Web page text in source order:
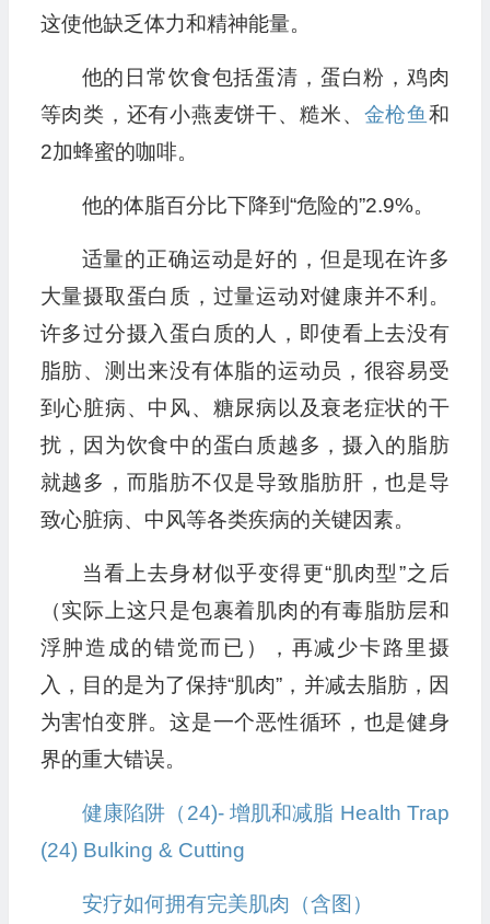
这使他缺乏体力和精神能量。
他的日常饮食包括蛋清，蛋白粉，鸡肉
等肉类，还有小燕麦饼干、糙米、 金枪鱼和
2加蜂蜜的咖啡。
他的体脂百分比下降到“危险的”2.9%。
适量的正确运动是好的，但是现在许多
大量摄取蛋白质，过量运动对健康并不利。
许多过分摄入蛋白质的人，即使看上去没有
脂肪、测出来没有体脂的运动员，很容易受
到心脏病、中风、糖尿病以及衰老症状的干
扰，因为饮食中的蛋白质越多，摄入的脂肪
就越多，而脂肪不仅是导致脂肪肝，也是导
致心脏病、中风等各类疾病的关键因素。
当看上去身材似乎变得更“肌肉型”之后
（实际上这只是包裹着肌肉的有毒脂肪层和
浮肿造成的错觉而已），再减少卡路里摄
入，目的是为了保持“肌肉”，并减去脂肪，因
为害怕变胖。这是一个恶性循环，也是健身
界的重大错误。
健康陷阱（24)- 增肌和减脂 Health Trap
(24) Bulking & Cutting
安疗如何拥有完美肌肉（含图）